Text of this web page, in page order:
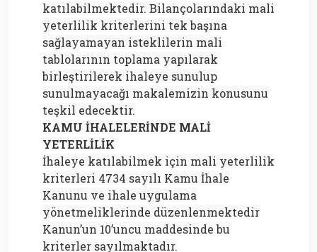
katılabilmektedir. Bilançolarındaki mali
yeterlilik kriterlerini tek başına
sağlayamayan isteklilerin mali
tablolarının toplama yapılarak
birleştirilerek ihaleye sunulup
sunulmayacağı makalemizin konusunu
teşkil edecektir.
KAMU İHALELERİNDE MALİ
YETERLİLİK
İhaleye katılabilmek için mali yeterlilik
kriterleri 4734 sayılı Kamu İhale
Kanunu ve ihale uygulama
yönetmeliklerinde düzenlenmektedir
Kanun’un 10’uncu maddesinde bu
kriterler sayılmaktadır.